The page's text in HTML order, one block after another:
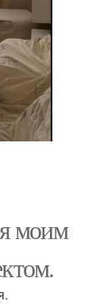
моим